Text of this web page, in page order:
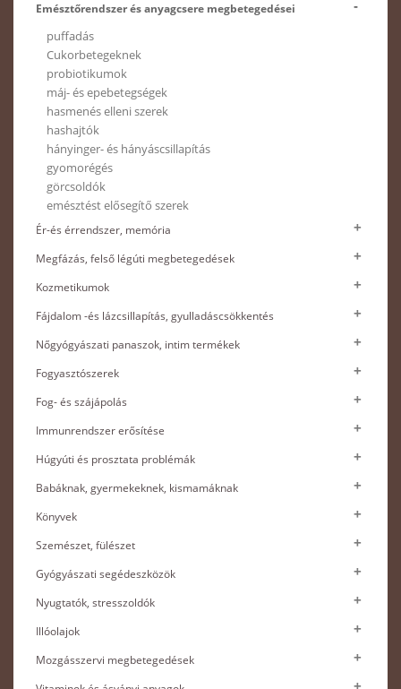
Emésztőrendszer és anyagcsere megbetegedései
puffadás
Cukorbetegeknek
probiotikumok
máj- és epebetegségek
hasmenés elleni szerek
hashajtók
hányinger- és hányáscsillapítás
gyomorégés
görcsoldók
emésztést elősegítő szerek
Ér-és érrendszer, memória
Megfázás, felső légúti megbetegedések
Kozmetikumok
Fájdalom -és lázcsillapítás, gyulladáscsökkentés
Nőgyógyászati panaszok, intim termékek
Fogyasztószerek
Fog- és szájápolás
Immunrendszer erősítése
Húgyúti és prosztata problémák
Babáknak, gyermekeknek, kismamáknak
Könyvek
Szemészet, fülészet
Gyógyászati segédeszközök
Nyugtatók, stresszoldók
Illóolajok
Mozgásszervi megbetegedések